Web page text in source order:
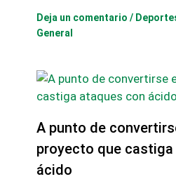
Deja un comentario /
General
A punto de
proyecto que
ácido